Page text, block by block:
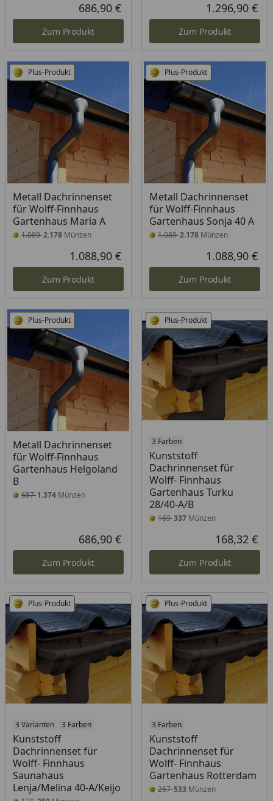
Aktueller Preis
686,90 €
Zum Produkt
1.296,90 €
Zum Produkt
Plus-Produkt
Metall Dachrinnenset
für Wolff-Finnhaus
Gartenhaus Maria A
1.0892.178 Münzen
Aktueller Preis
1.088,90 €
Zum Produkt
Plus-Produkt
Metall Dachrinnenset
für Wolff-Finnhaus
Gartenhaus Sonja 40 A
1.0892.178Münzen
1.088,90 €
Zum Produkt
Plus-Produkt
Metall Dachrinnenset
für Wolff-Finnhaus
Gartenhaus Helgoland
B
6871.374 Münzen
Aktueller Preis
686,90 €
Zum Produkt
Plus-Produkt
3 Farben
Kunststoff
Dachrinnenset für
Wolff- Finnhaus
Gartenhaus Turku
28/40-A/B
169337Münzen
168,32 €
Zum Produkt
Plus-Produkt
3 Varianten 3 Farben
Kunststoff
Dachrinnenset für
Wolff- Finnhaus
Saunahaus
Lenja/Melina 40-A/Keijo
Plus-Produkt
3 Farben
Kunststoff
Dachrinnenset für
Wolff- Finnhaus
Gartenhaus Rotterdam
267533Münzen